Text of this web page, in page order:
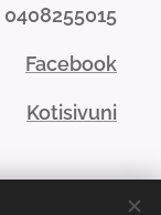
0408255015
Facebook
Kotisivuni